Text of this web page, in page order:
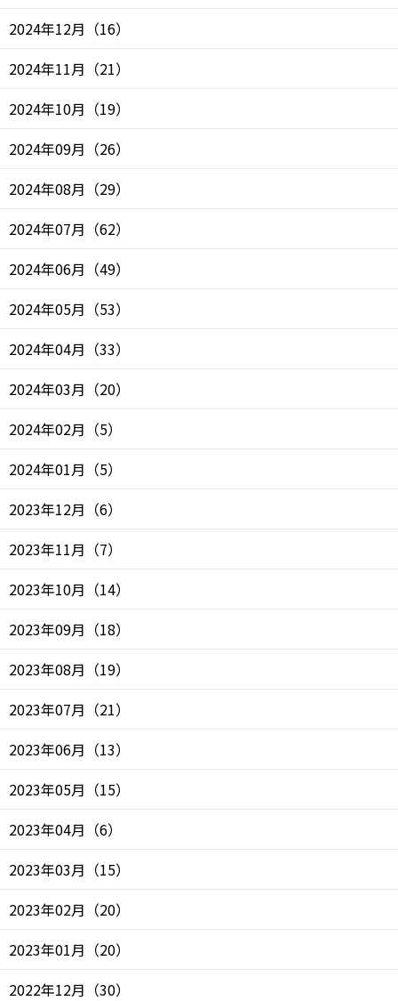
2024年12月 （16）
2024年11月 （21）
2024年10月 （19）
2024年09月 （26）
2024年08月 （29）
2024年07月 （62）
2024年06月 （49）
2024年05月 （53）
2024年04月 （33）
2024年03月 （20）
2024年02月 （5）
2024年01月 （5）
2023年12月 （6）
2023年11月 （7）
2023年10月 （14）
2023年09月 （18）
2023年08月 （19）
2023年07月 （21）
2023年06月 （13）
2023年05月 （15）
2023年04月 （6）
2023年03月 （15）
2023年02月 （20）
2023年01月 （20）
2022年12月 （30）